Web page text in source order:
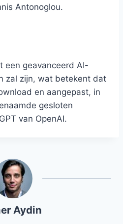
Antonoglou.
een geavanceerd AI-
zal zijn, wat betekent dat
en aangepast, in
gesloten
van OpenAI.
Aydin